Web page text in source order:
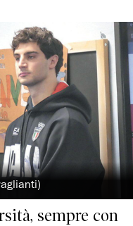
sempre con